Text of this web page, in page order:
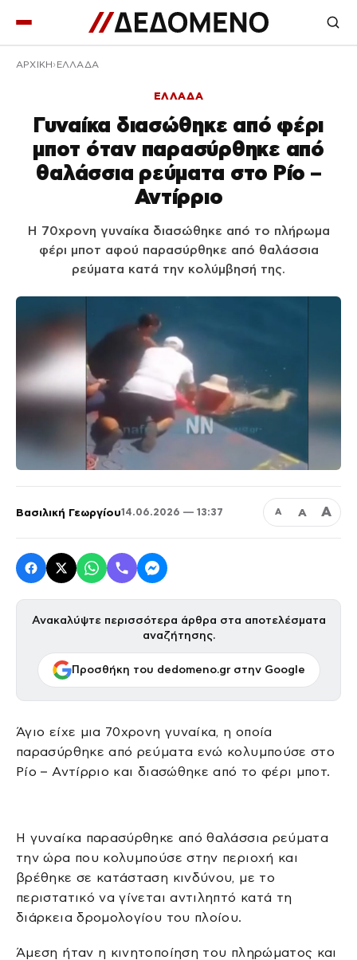
ΑΡΧΙΚΉ ΕΛΛΑΔΑ
ΕΛΛΑΔΑ
Γυναίκα διασώθηκε από φέρι
μποτ όταν παρασύρθηκε από
θαλάσσια ρεύματα στο Ρίο –
Αντίρριο
Η 70χρονη γυναίκα διασώθηκε από το πλήρωμα
φέρι μποτ αφού παρασύρθηκε από θαλάσσια
ρεύματα κατά την κολύμβησή της.
Βασιλική Γεωργίου14.06.2026 — 13:37 Α Α Α
Ανακαλύψτε περισσότερα άρθρα στα αποτελέσματα
αναζήτησης.
Προσθήκη του dedomeno.gr στην Google
Άγιο είχε μια 70χρονη γυναίκα, η οποία
παρασύρθηκε από ρεύματα ενώ κολυμπούσε στο
Ρίο – Αντίρριο και διασώθηκε από το φέρι μποτ.
Η γυναίκα παρασύρθηκε από θαλάσσια ρεύματα
την ώρα που κολυμπούσε στην περιοχή και
βρέθηκε σε κατάσταση κινδύνου, με το
περιστατικό να γίνεται αντιληπτό κατά τη
διάρκεια δρομολογίου του πλοίου.
Άμεση ήταν η κινητοποίηση του πληρώματος και